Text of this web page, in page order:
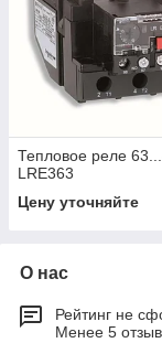
Тепловое реле
LRE363
Цену уточняйте
О нас
Рейтинг не
Менее 5